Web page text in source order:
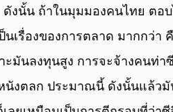
นเรื่องของการตลาด มากกว่
ะมันลงทุนสูง การจะจ้างคนท่
นังตลก ประมาณนี้ ดังนั้นแล้วมั